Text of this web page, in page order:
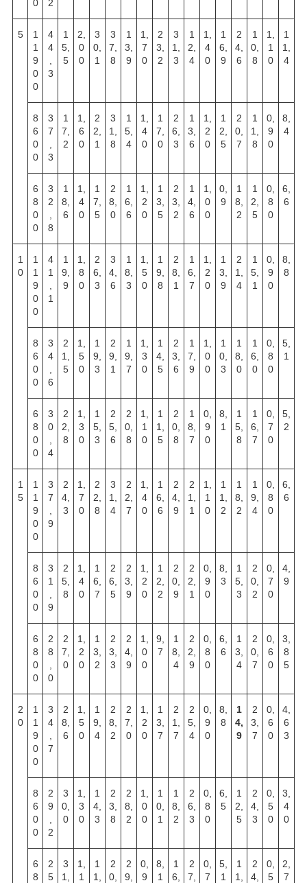
0
2
5
1
1
9
0
0
4
4
3
1
5,
5
2,
0
0
3
0,
1
3
7,
8
1
3,
9
1,
7
0
2
3,
2
3
1,
3
1
2,
4
1,
4
0
1
6,
9
2
4,
6
1
0,
8
1,
1
0
1
1,
4
8
6
0
0
3
7
3
1
7,
2
1,
6
0
2
2,
1
3
1,
8
1
5,
4
1,
4
0
1
7,
0
2
6,
3
1
3,
6
1,
2
0
1
2,
5
2
0,
7
1
1,
8
0,
9
0
8,
4
6
8
0
0
3
2
8
1
8,
6
1,
4
0
1
7,
5
2
8,
0
1
6,
6
1,
2
0
1
3,
5
2
3,
2
1
4,
6
1,
0
0
0,
9
1
8,
2
1
2,
5
0,
8
0
6,
6
1
0
1
1
9
0
0
4
1
1
1
9,
9
1,
8
0
2
6,
3
3
4,
6
1
8,
3
1,
5
0
1
9,
8
2
8,
1
1
6,
7
1,
2
0
1
3,
9
2
1,
4
1
5,
1
0,
9
0
8,
8
8
6
0
0
3
4
6
2
1,
5
1,
5
0
1
9,
3
2
9,
1
1
9,
7
1,
3
0
1
4,
5
2
3,
6
1
7,
9
1,
0
0
1
0,
3
1
8,
0
1
6,
0
0,
8
0
5,
1
6
8
0
0
3
0
4
2
2,
8
1,
3
0
1
5,
3
2
5,
6
2
0,
8
1,
1
0
1
1,
5
2
0,
8
1
8,
7
0,
9
0
8,
1
1
5,
8
1
6,
7
0,
7
0
5,
2
1
5
1
1
9
0
0
3
7
9
2
4,
3
1,
7
0
2
2,
8
3
1,
4
2
2,
7
1,
4
0
1
6,
6
2
4,
9
2
1,
1
1,
1
0
1
1,
2
1
8,
2
1
9,
4
0,
8
0
6,
6
8
6
0
0
3
1
9
2
5,
8
1,
4
0
1
6,
7
2
6,
5
2
3,
9
1,
2
0
1
2,
2
2
0,
9
2
2,
1
0,
9
0
8,
3
1
5,
3
2
0,
2
0,
7
0
4,
9
6
8
0
0
2
8
0
2
7,
0
1,
2
0
1
3,
2
2
3,
3
2
4,
9
1,
0
0
9,
7
1
8,
4
2
2,
9
0,
8
0
6,
6
1
3,
4
2
0,
7
0,
6
0
3,
8
5
2
0
1
1
9
0
0
3
4
7
2
8,
6
1,
5
0
1
9,
4
2
8,
2
2
7,
0
1,
2
0
1
3,
7
2
1,
7
2
5,
4
0,
9
0
8,
8
1
4,
9
2
3,
7
0,
6
0
4,
6
3
8
6
0
0
2
9
2
3
0,
0
1,
3
0
1
4,
3
2
3,
8
2
8,
2
1,
0
0
1
0,
1
1
8,
2
2
6,
3
0,
8
0
6,
5
1
2,
5
2
4,
3
0,
5
0
3,
4
0
6
8
2
5
3
1,
1,
1
1
1,
2
0,
2
9,
0,
9
8,
1
1
6,
2
7,
0,
7
5,
1
1
1,
2
4,
0,
5
2,
7